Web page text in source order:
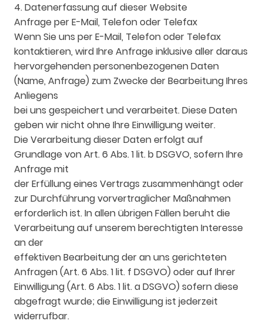
4. Datenerfassung auf dieser Website
Anfrage per E-Mail, Telefon oder Telefax
Wenn Sie uns per E-Mail, Telefon oder Telefax
kontaktieren, wird Ihre Anfrage inklusive aller daraus
hervorgehenden personenbezogenen Daten
(Name, Anfrage) zum Zwecke der Bearbeitung Ihres
Anliegens
bei uns gespeichert und verarbeitet. Diese Daten
geben wir nicht ohne Ihre Einwilligung weiter.
Die Verarbeitung dieser Daten erfolgt auf
Grundlage von Art. 6 Abs. 1 lit. b DSGVO, sofern Ihre
Anfrage mit
der Erfüllung eines Vertrags zusammenhängt oder
zur Durchführung vorvertraglicher Maßnahmen
erforderlich ist. In allen übrigen Fällen beruht die
Verarbeitung auf unserem berechtigten Interesse
an der
effektiven Bearbeitung der an uns gerichteten
Anfragen (Art. 6 Abs. 1 lit. f DSGVO) oder auf Ihrer
Einwilligung (Art. 6 Abs. 1 lit. a DSGVO) sofern diese
abgefragt wurde; die Einwilligung ist jederzeit
widerrufbar.